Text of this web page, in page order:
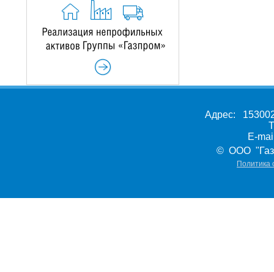
Адрес:
E-
© ООО
Политика